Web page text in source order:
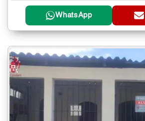
WhatsApp